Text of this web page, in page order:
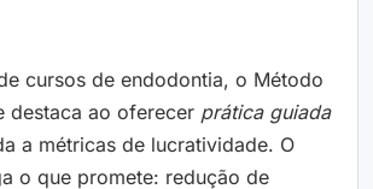
cursos de endodontia, o Método
destaca ao oferecer prática guiada
a métricas de lucratividade. O
o que promete: redução de